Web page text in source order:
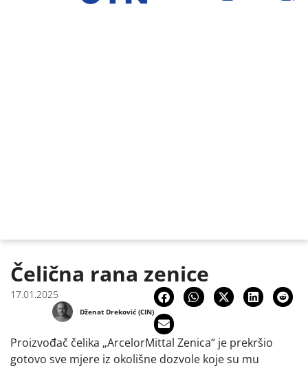
Čelična rana zenice
17.01.2025
Dženat Dreković (CIN)
Proizvođač čelika „ArcelorMittal Zenica“ je prekršio
gotovo sve mjere iz okolišne dozvole koje su mu